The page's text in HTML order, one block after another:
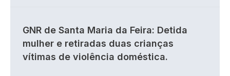
GNR de Santa Maria da Feira: Detida
mulher e retiradas duas crianças
vítimas de violência doméstica.